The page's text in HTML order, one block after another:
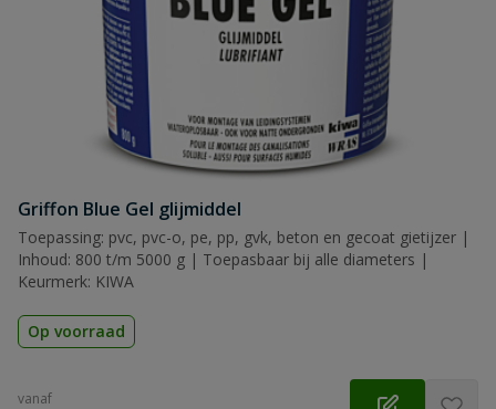
Griffon Blue Gel glijmiddel
Toepassing: pvc, pvc-o, pe, pp, gvk, beton en gecoat gietijzer |
Inhoud: 800 t/m 5000 g | Toepasbaar bij alle diameters |
Keurmerk: KIWA
Op voorraad
vanaf